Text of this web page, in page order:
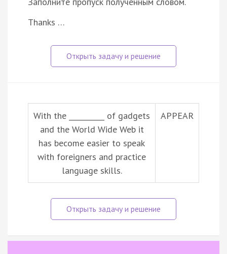
Thanks …
With the __________ of gadgets
and the World Wide Web it
has become easier to speak
with foreigners and practice
language skills.
APPEAR